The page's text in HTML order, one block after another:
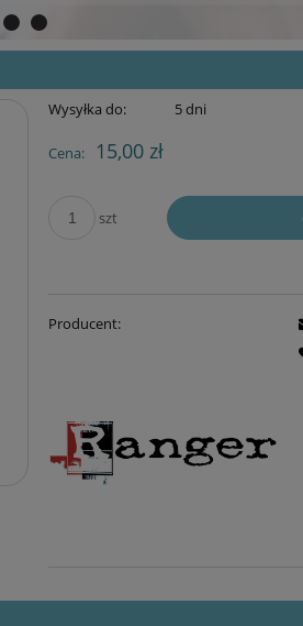
Wysyłka do: 5 dni
Cena: 15,00 zł
szt
Producent: